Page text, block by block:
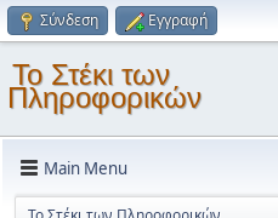
Σύνδεση Εγγραφή
Το Στέκι των
Πληροφορικών
Main Menu